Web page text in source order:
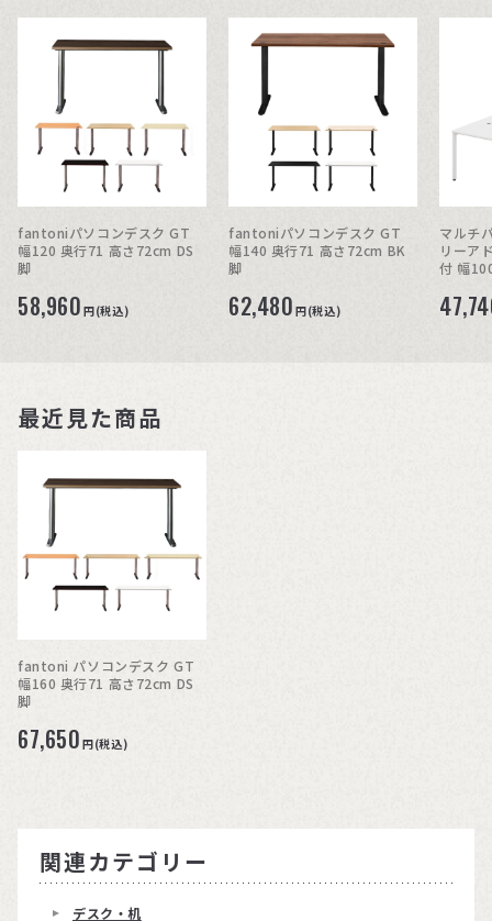
fantoniパソコンデスク GT
幅120 奥行71 高さ72cm DS
脚
58,960 円(税込)
fantoniパソコンデスク GT
幅140 奥行71 高さ72cm BK
脚
62,480 円(税込)
マルチ
リーア
付 幅
最近見た商品
fantoni パソコンデスク GT
幅160 奥行71 高さ72cm DS
脚
67,650 円(税込)
関連カテゴリー
デスク・机